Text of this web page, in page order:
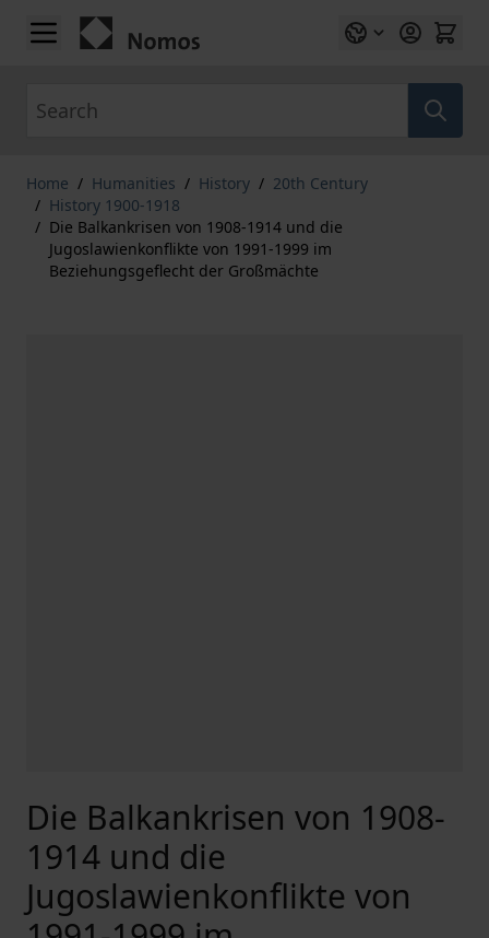
Skip to Content
Home / Humanities / History / 20th Century
/ History 1900-1918
/ Die Balkankrisen von 1908-1914 und die
Jugoslawienkonflikte von 1991-1999 im
Beziehungsgeflecht der Großmächte
Die Balkankrisen von 1908-
1914 und die
Jugoslawienkonflikte von